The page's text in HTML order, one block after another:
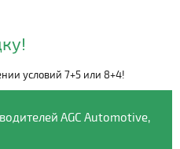
условий 7+5 или 8+4!
AGC Automotive,